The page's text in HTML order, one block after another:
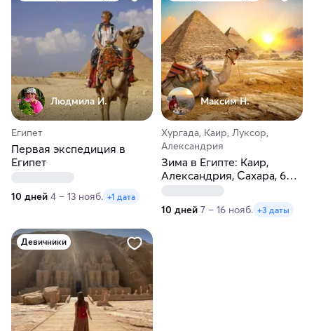
Людмила И.
Египет
Первая экспедиция в
Египет
10 дней 4 – 13 нояб. +1 дата
Максим H.
Хургада, Каир, Луксор,
Александрия
Зима в Египте: Каир,
Александрия, Сахара, 6
10 дней 7 – 16 нояб. +3 даты
Девичники